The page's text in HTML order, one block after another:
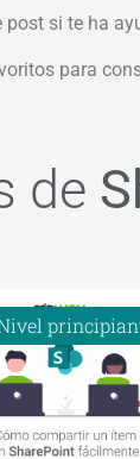
si te ha
para
de